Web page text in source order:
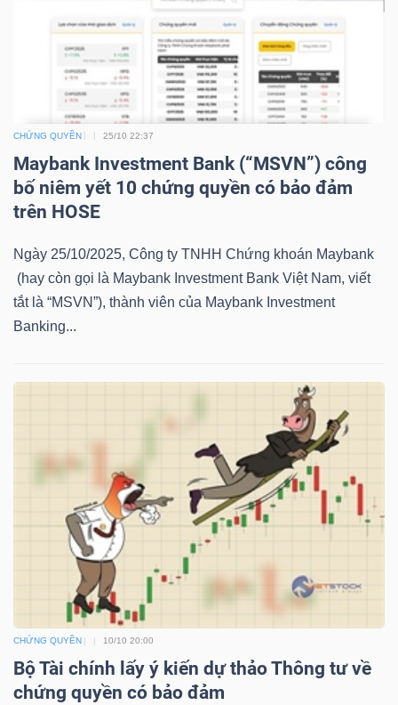
CHỨNG QUYỀN 25/10 22:37
Maybank Investment Bank (“MSVN”) công
bố niêm yết 10 chứng quyền có bảo đảm
trên HOSE
Ngày 25/10/2025, Công ty TNHH Chứng khoán Maybank
(hay còn gọi là Maybank Investment Bank Việt Nam, viết
tắt là “MSVN”), thành viên của Maybank Investment
Banking...
CHỨNG QUYỀN 10/10 20:00
Bộ Tài chính lấy ý kiến dự thảo Thông tư về
chứng quyền có bảo đảm
DÙNG
THIẾT
YẾU
CHĂM
SÓC
CHÍNH
NGHỆ
THÔNG
TIN